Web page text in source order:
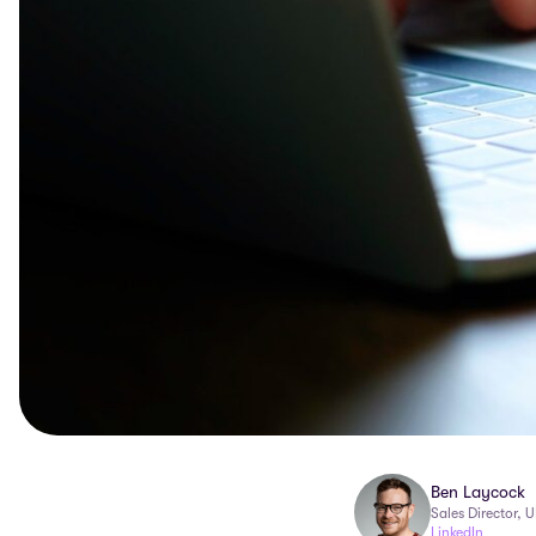
Ben Laycock
Sales Director,